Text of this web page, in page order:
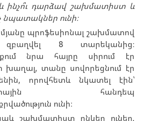
և ինչո՞ւ դարձավ շախմատիստ և
նպատակներ ունի։
պրոֆեսիոնալ շախմատով
զբաղվել 8 տարեկանից։
նրա հայրը սիրում էր
տանը սովորեցնում էր
որովհետև նկատել էին՝
հանդեպ
ունի։
շախմատիստ ընկեր ուներ,